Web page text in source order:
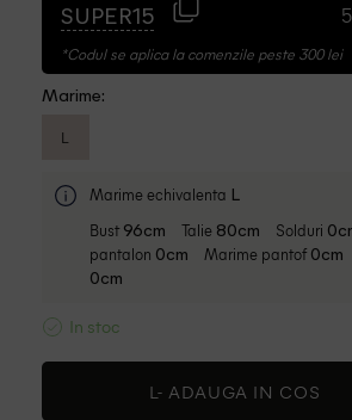
SUPER15
*Codul se aplica la comenzile peste 300 lei
Marime:
L
Marime echivalenta L
Bust 96cm Talie 80cm Solduri
pantalon 0cm Marime pantof 0cm
0cm
In stoc
L-ADAUGA IN COS